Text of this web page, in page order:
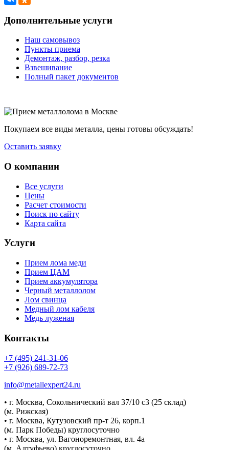
Дополнительные услуги
Наш самовывоз
Пункты приема
Демонтаж, разбор, резка
Взвешивание
Полный пакет документов
Покупаем все виды металла, цены готовы обсуждать!
Оставить заявку
О компании
Все услуги
Цены
Расчет стоимости
Поиск по сайту
Карта сайта
Услуги
Прием лома меди
Прием ЦАМ
Прием аккумулятора
Черный металлолом
Лом свинца
Медный лом кабеля
Медь луженая
Контакты
+7 (495) 241-31-06
+7 (926) 689-72-73
info@metallexpert24.ru
• г. Москва, Сокольнический вал 37/10 с3 (25 склад)
(м. Рижская)
• г. Москва, Кутузовский пр-т 26, корп.1
(м. Парк Победы) круглосуточно
• г. Москва, ул. Вагоноремонтная, вл. 4а
(м. Алтуфьево) круглосуточно